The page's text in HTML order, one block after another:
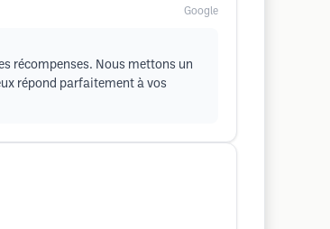
Google
récompenses. Nous mettons un
répond parfaitement à vos